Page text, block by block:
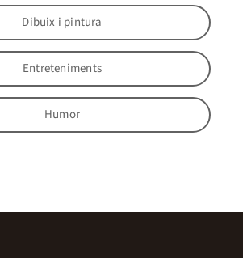
Dibuix i pintura
Entreteniments
Humor